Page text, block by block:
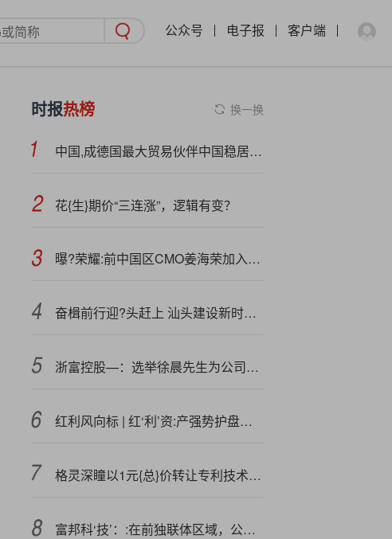
公众号 电子报 客户端
时报热榜 换一换
中国,成德国最大贸易伙伴中国稳居德国最大进口来源国
花{生}期价“三连涨”，逻辑有变？
曝?荣耀:前中国区CMO姜海荣加入长安汽车：出任深蓝汽车CEO
奋楫前行迎?头赶上 汕头建设新时代经济特区五年答卷
浙富控股—：选举徐晨先生为公司第六届董事会职工代表董事
红利风向标 | 红‘利’资:产强势护盘，新会计准则切换催生险资降波动需求
格灵深瞳以1元{总}价转让专利技术给驭势科技 被质疑损害自身利益
富邦科‘技’：:在前独联体区域，公司通过整合海外研发与销售资源，成功组建了一支更加专业化的销售团队